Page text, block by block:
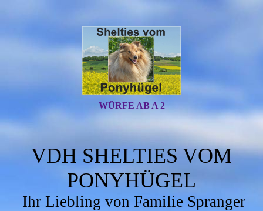
WÜRFE AB A 2
VDH SHELTIES VOM
PONYHÜGEL
Ihr Liebling von Familie Spranger